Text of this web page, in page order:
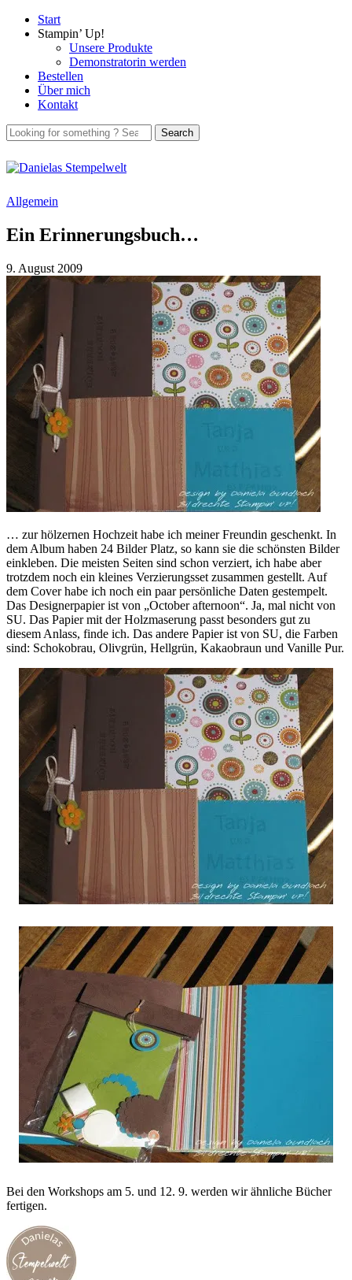
Start
Stampin’ Up!
Unsere Produkte
Demonstratorin werden
Bestellen
Über mich
Kontakt
Allgemein
Ein Erinnerungsbuch…
9. August 2009
… zur hölzernen Hochzeit habe ich meiner Freundin geschenkt. In
dem Album haben 24 Bilder Platz, so kann sie die schönsten Bilder
einkleben. Die meisten Seiten sind schon verziert, ich habe aber
trotzdem noch ein kleines Verzierungsset zusammen gestellt. Auf
dem Cover habe ich noch ein paar persönliche Daten gestempelt.
Das Designerpapier ist von „October afternoon“. Ja, mal nicht von
SU. Das Papier mit der Holzmaserung passt besonders gut zu
diesem Anlass, finde ich. Das andere Papier ist von SU, die Farben
sind: Schokobrau, Olivgrün, Hellgrün, Kakaobraun und Vanille Pur.
Bei den Workshops am 5. und 12. 9. werden wir ähnliche Bücher
fertigen.